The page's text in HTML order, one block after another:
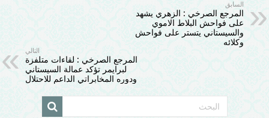
السابق
المرجع الصرخي : الزهري يشهد
على فواحش البلاط الاموي
والسيستاني يتستر على فواحش
وكلائه
التالي
المرجع الصرخي : لقاءات متلفزة
لبرايمر تؤكد عمالة السيستاني
ودوره المخابراتي الداعم للاحتلال